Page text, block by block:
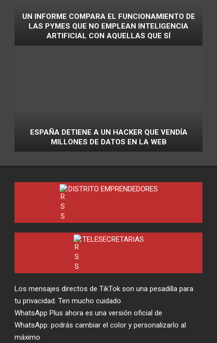
UN INFORME COMPARA EL FUNCIONAMIENTO DE
LAS PYMES QUE NO EMPLEAN INTELIGENCIA
ARTIFICIAL CON AQUELLAS QUE SÍ
ESPAÑA DETIENE A UN HACKER QUE VENDÍA
MILLONES DE DATOS EN LA WEB
DISTRITO EMPRENDEDORES
TELESECRETARIAS
Los mensajes directos de TikTok son una pesadilla para
tu privacidad. Ten mucho cuidado
WhatsApp Plus ahora es una versión oficial de
WhatsApp: podrás cambiar el color y personalizarlo al
máximo